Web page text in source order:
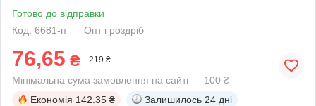
Готово до відправки
Код: 6681-п
Опт і роздріб
76,65 ₴ 219 ₴
Мінімальна сума замовлення на сайті — 100 ₴
Економія 142.35 ₴ Залишилось 24 дні